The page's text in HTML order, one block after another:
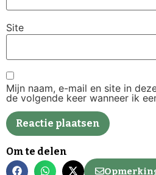
Site
Mijn naam, e-mail en site in
de volgende keer wanneer ik
Om te delen